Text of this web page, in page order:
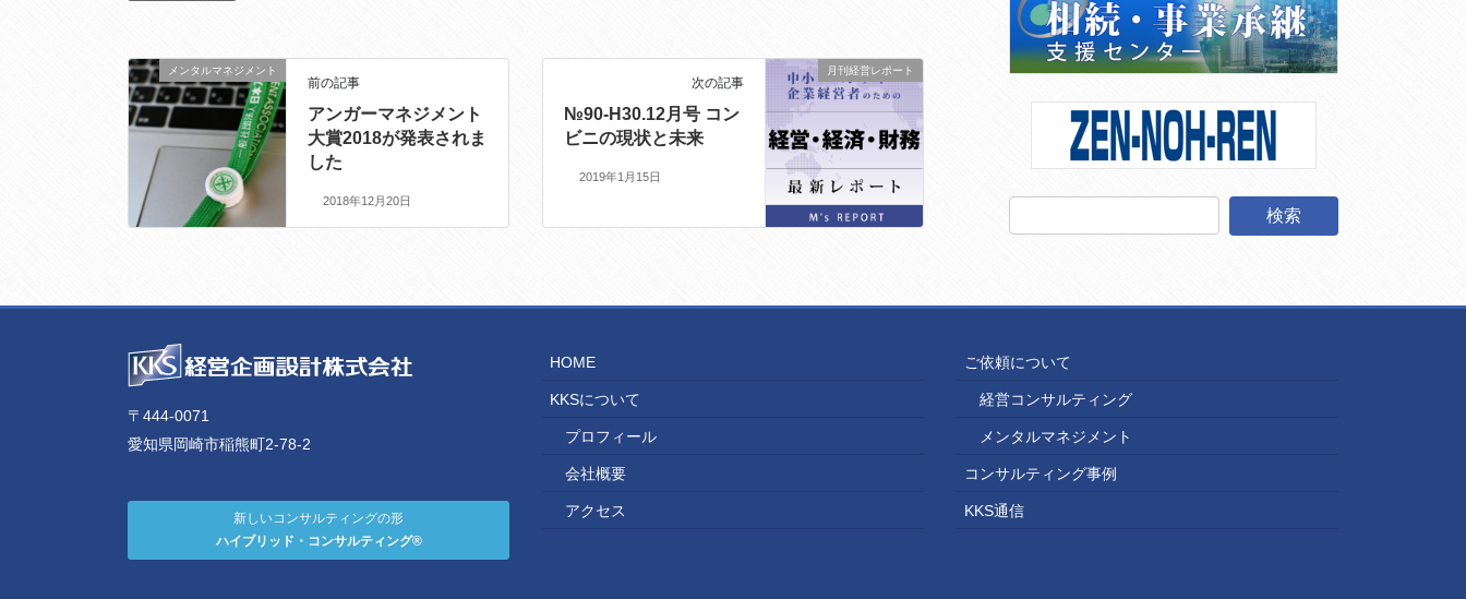
メンタルマネジメント
前の記事
アンガーマネジメント
大賞2018が発表されま
した
2018年12月20日
月刊経営レポート
次の記事
№90-H30.12月号 コン
ビニの現状と未来
2019年1月15日
〒444-0071
愛知県岡崎市稲熊町2-78-2
新しいコンサルティングの形
ハイブリッド・コンサルティング®
HOME
KKSについて
プロフィール
会社概要
アクセス
ご依頼について
経営コンサルティング
メンタルマネジメント
コンサルティング事例
KKS通信